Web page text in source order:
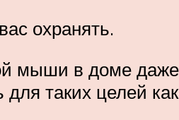
охранять.
мыши в доме
таких целей